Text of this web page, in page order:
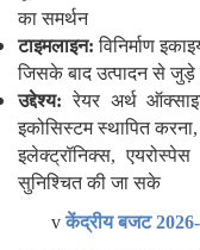
का समर्थन
टाइमलाइन:विनिर्माण
जिसके बाद उत्पादन से जुड़े
उद्देश्य: रेयर अर्थ
इकोसिस्टम स्थापित
इलेक्ट्रॉनिक्स,
सुनिश्चित की जा सके
vकेंद्रीय बजट